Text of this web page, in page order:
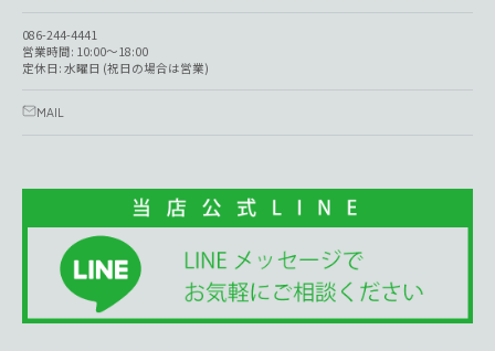
086-244-4441
営業時間: 10:00～18:00
定休日: 水曜日 (祝日の場合は営業)
MAIL